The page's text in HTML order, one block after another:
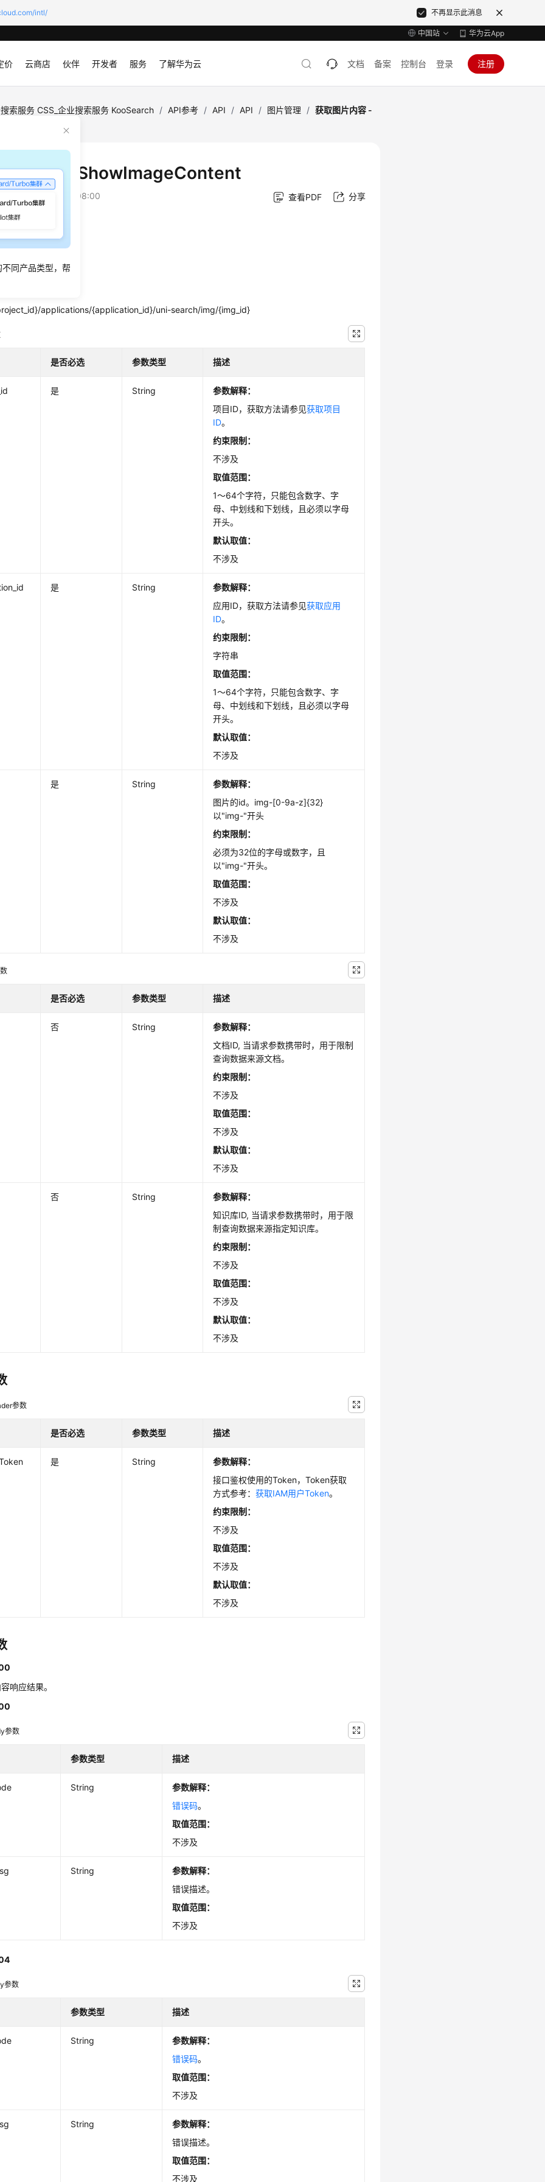
intl/ 不再显示此消息
中国站 华为云App
价 云商店 伙伴 开发者 服务 了解华为云 文档 备案 控制台 登录 注册
同产品类型，帮
索服务 CSS_企业搜索服务 KooSearch / API参考 / API / API / 图片管理 / 获取图片内容 -
片内容 - ShowImageContent
2026-03-16 GMT+08:00 查看PDF 分享
applications/{application_id}/uni-search/img/{img_id}
是否必选 参数类型 描述
是 String
参数解释：
项目ID，获取方法请参见获取项目
ID。
约束限制：
不涉及
取值范围：
1～64个字符，只能包含数字、字
母、中划线和下划线，且必须以字母
开头。
默认取值：
不涉及
是 String
参数解释：
应用ID，获取方法请参见获取应用
ID。
约束限制：
字符串
取值范围：
1～64个字符，只能包含数字、字
母、中划线和下划线，且必须以字母
开头。
默认取值：
不涉及
是 String
参数解释：
图片的id。img-[0-9a-z]{32}
以"img-"开头
约束限制：
必须为32位的字母或数字，且
以"img-"开头。
取值范围：
不涉及
默认取值：
不涉及
是否必选 参数类型 描述
否 String
参数解释：
文档ID, 当请求参数携带时，用于限制
查询数据来源文档。
约束限制：
不涉及
取值范围：
不涉及
默认取值：
不涉及
否 String
参数解释：
知识库ID, 当请求参数携带时，用于限
制查询数据来源指定知识库。
约束限制：
不涉及
取值范围：
不涉及
默认取值：
不涉及
参数
是否必选 参数类型 描述
是 String
参数解释：
接口鉴权使用的Token，Token获取
方式参考：获取IAM用户Token。
约束限制：
不涉及
取值范围：
不涉及
默认取值：
不涉及
响应结果。
参数
参数类型 描述
String
参数解释：
错误码。
取值范围：
不涉及
String
参数解释：
错误描述。
取值范围：
不涉及
参数
参数类型 描述
String
参数解释：
错误码。
取值范围：
不涉及
String
参数解释：
错误描述。
取值范围：
不涉及